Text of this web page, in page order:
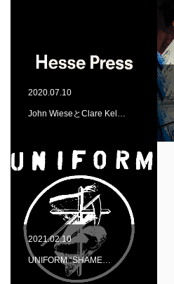
2020.07.10
John WieseとClare Kel…
2021.02.10
UNIFORM “SHAME…